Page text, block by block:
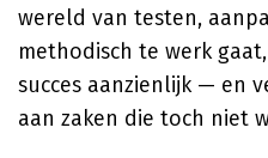
wereld van testen,
methodisch te werk
succes aanzienlijk — en
aan zaken die toch niet